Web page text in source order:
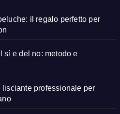
il regalo perfetto per
sì e del no: metodo e
lisciante professionale per